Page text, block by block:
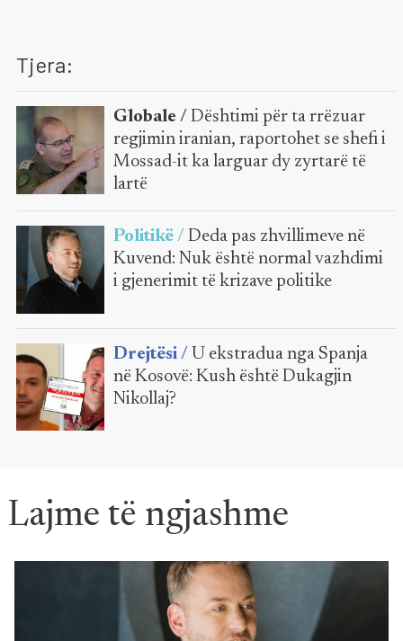
Tjera:
Globale / Dështimi për ta rrëzuar
regjimin iranian, raportohet se shefi i
Mossad-it ka larguar dy zyrtarë të
lartë
Politikë / Deda pas zhvillimeve në
Kuvend: Nuk është normal vazhdimi
i gjenerimit të krizave politike
Drejtësi / U ekstradua nga Spanja
në Kosovë: Kush është Dukagjin
Nikollaj?
Lajme të ngjashme